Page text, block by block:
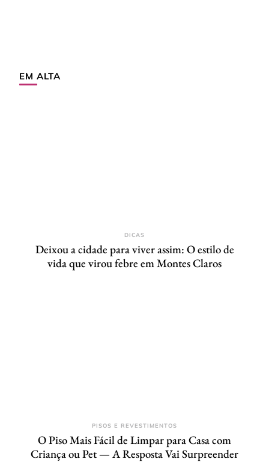
EM ALTA
DICAS
Deixou a cidade para viver assim: O estilo de
vida que virou febre em Montes Claros
PISOS E REVESTIMENTOS
O Piso Mais Fácil de Limpar para Casa com
Criança ou Pet — A Resposta Vai Surpreender